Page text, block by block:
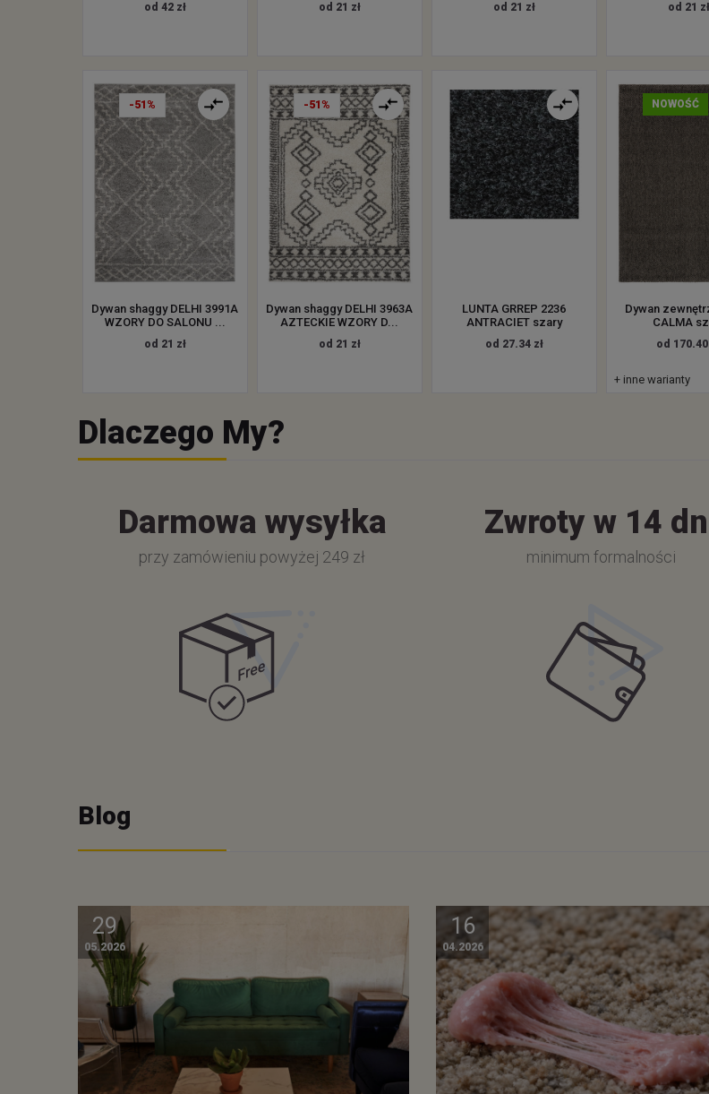
od 42 zł od 21 zł od 21 zł od 21 zł
-51%
Dywan shaggy DELHI 3991A
WZORY DO SALONU ...
od 21 zł
-51%
Dywan shaggy DELHI 3963A
AZTECKIE WZORY D...
od 21 zł
LUNTA GRREP 2236
ANTRACIET szary
od 27.34 zł
NOWOŚĆ
Dywan
CALMA
od 170.40
+ inne warianty
Dlaczego My?
Darmowa wysyłka
przy zamówieniu powyżej 249 zł
Zwroty w 14
minimum formalności
Blog
29
05.2026
16
04.2026